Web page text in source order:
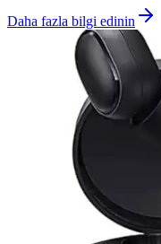
Daha fazla bilgi edinin